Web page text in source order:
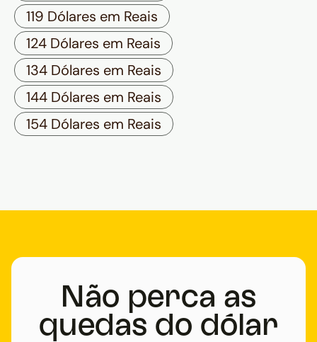
119 Dólares em Reais
124 Dólares em Reais
134 Dólares em Reais
144 Dólares em Reais
154 Dólares em Reais
Não perca as
quedas do dólar